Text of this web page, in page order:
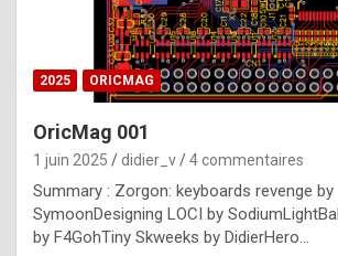
h
o
n
y
l
e
2025 ORICMAG
OricMag 001
1 juin 2025 didier_v 4 commentaires
Summary : Zorgon: keyboards revenge by
SymoonDesigning LOCI by
by F4GohTiny Skweeks by DidierHero…